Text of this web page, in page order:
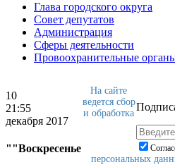
Глава городского округа
Совет депутатов
Администрация
Сферы деятельности
Провоохранительные
10
21:55
декабря 2017
""Воскресенье
На сайте
ведется сбор
и обработка
персональных